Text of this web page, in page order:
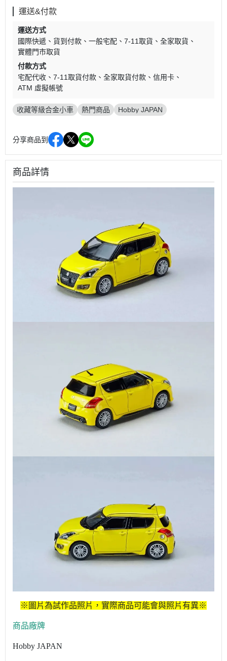
運送&付款
運送方式
國際快遞
貨到付款 一般宅配 7-11取貨
全家取貨
實體門市取貨
付款方式
宅配代收
7-11取貨付款 全家取貨付款
信用卡
ATM 虛擬帳號
收藏等級合金小車 熱門商品 Hobby JAPAN
分享商品到
商品詳情
※圖片為試作品照片，實際商品可能會與照片有異※
商品廠牌
Hobby JAPAN